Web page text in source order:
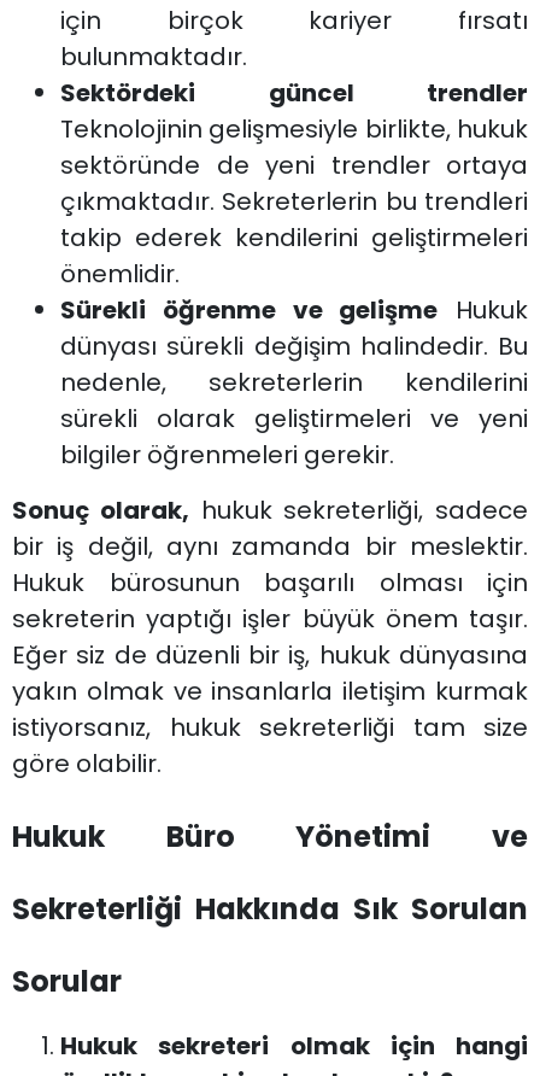
için birçok kariyer fırsatı
bulunmaktadır.
Sektördeki güncel trendler
Teknolojinin gelişmesiyle birlikte, hukuk
sektöründe de yeni trendler ortaya
çıkmaktadır. Sekreterlerin bu trendleri
takip ederek kendilerini geliştirmeleri
önemlidir.
Sürekli öğrenme ve gelişme Hukuk
dünyası sürekli değişim halindedir. Bu
nedenle, sekreterlerin kendilerini
sürekli olarak geliştirmeleri ve yeni
bilgiler öğrenmeleri gerekir.
Sonuç olarak, hukuk sekreterliği, sadece
bir iş değil, aynı zamanda bir meslektir.
Hukuk bürosunun başarılı olması için
sekreterin yaptığı işler büyük önem taşır.
Eğer siz de düzenli bir iş, hukuk dünyasına
yakın olmak ve insanlarla iletişim kurmak
istiyorsanız, hukuk sekreterliği tam size
göre olabilir.
Hukuk Büro Yönetimi ve
Sekreterliği Hakkında Sık Sorulan
Sorular
Hukuk sekreteri olmak için hangi